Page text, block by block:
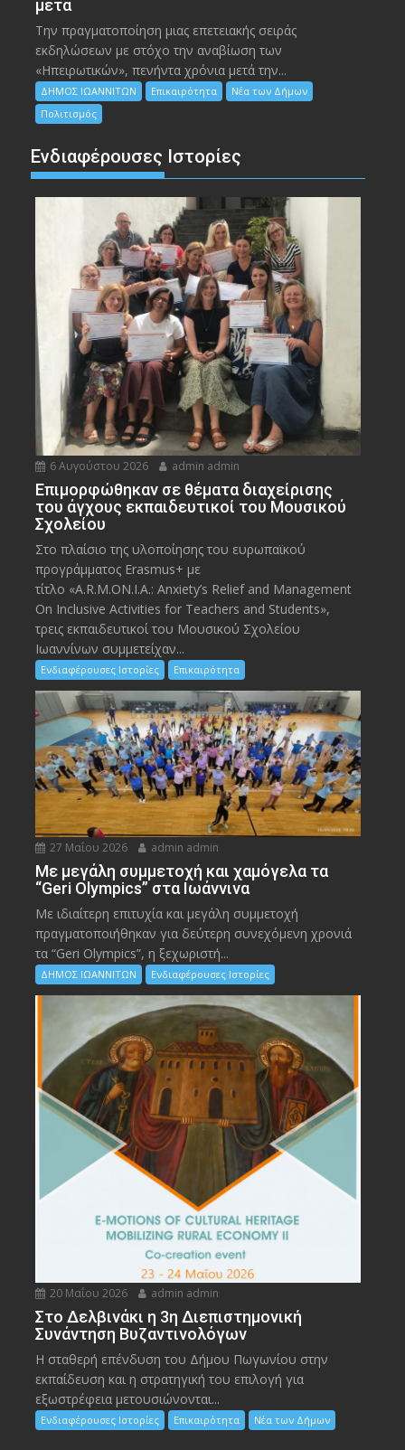
μετά
Την πραγματοποίηση μιας επετειακής σειράς
εκδηλώσεων με στόχο την αναβίωση των
«Ηπειρωτικών», πενήντα χρόνια μετά την...
ΔΗΜΟΣ ΙΩΑΝΝΙΤΩΝ Επικαιρότητα
Νέα των Δήμων
Πολιτισμός
Ενδιαφέρουσες Ιστορίες
6 Αυγούστου 2026 admin admin
Eπιμορφώθηκαν σε θέματα διαχείρισης
του άγχους εκπαιδευτικοί του Μουσικού
Σχολείου
Στο πλαίσιο της υλοποίησης του ευρωπαϊκού
προγράμματος Erasmus+ με
τίτλο «A.R.M.ON.I.A.: Anxiety’s Relief and Management
On Inclusive Activities for Teachers and Students»,
τρεις εκπαιδευτικοί του Μουσικού Σχολείου
Ιωαννίνων συμμετείχαν...
Ενδιαφέρουσες Ιστορίες Επικαιρότητα
27 Μαΐου 2026 admin admin
Με μεγάλη συμμετοχή και χαμόγελα τα
“Geri Olympics” στα Ιωάννινα
Με ιδιαίτερη επιτυχία και μεγάλη συμμετοχή
πραγματοποιήθηκαν για δεύτερη συνεχόμενη χρονιά
τα “Geri Olympics”, η ξεχωριστή...
ΔΗΜΟΣ ΙΩΑΝΝΙΤΩΝ Ενδιαφέρουσες Ιστορίες
20 Μαΐου 2026 admin admin
Στο Δελβινάκι η 3η Διεπιστημονική
Συνάντηση Βυζαντινολόγων
Η σταθερή επένδυση του Δήμου Πωγωνίου στην
εκπαίδευση και η στρατηγική του επιλογή για
εξωστρέφεια μετουσιώνονται...
Ενδιαφέρουσες Ιστορίες Επικαιρότητα Νέα των Δήμων